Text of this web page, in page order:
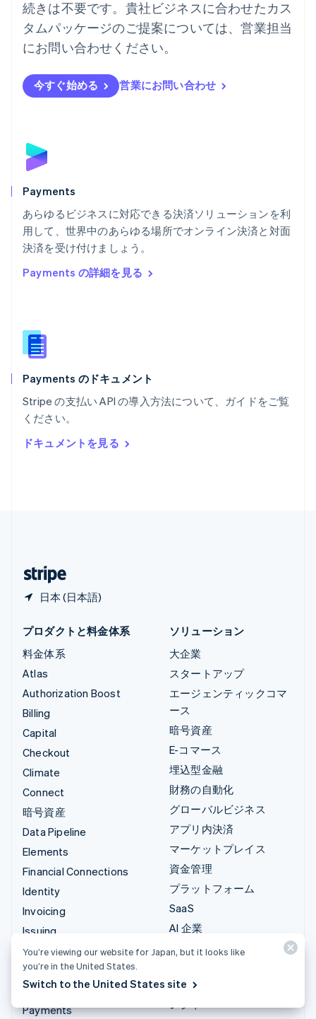
続きは不要です。貴社ビジネスに合わせたカス
タムパッケージのご提案については、営業担当
にお問い合わせください。
今すぐ始める 営業にお問い合わせ
Payments
あらゆるビジネスに対応できる決済ソリューションを利
用して、世界中のあらゆる場所でオンライン決済と対面
決済を受け付けましょう。
Payments の詳細を見る
Payments のドキュメント
Stripe の支払い API の導入方法について、ガイドをご覧
ください。
ドキュメントを見る
日本 (日本語)
ノルウェー
ハンガリー
English
EnglishSvenska
ブラジル
ブルガリア
English
Nederlands
English
ポルトガル
PortuguêsEnglish
English
Español
ラトビア
リトアニア
リヒテンシュタイン
Deutsch
ルーマニア
English
プロダクトと料金体系
料金体系
Atlas
Authorization Boost
Billing
Capital
Checkout
Climate
Connect
暗号資産
Data Pipeline
Elements
Financial Connections
Identity
Invoicing
Issuing
Link
Managed Payments
決済用リンク
Payments
ソリューション
大企業
スタートアップ
エージェンティックコマ
ース
暗号資産
E-コマース
埋込型金融
財務の自動化
グローバルビジネス
アプリ内決済
マーケットプレイス
資金管理
プラットフォーム
SaaS
AI 企業
クリエイターエコノミ―
ホスピタリティ、旅行、
You’re viewing our website for Japan, but it looks like
you’re in the United States.
Switch to the United States site